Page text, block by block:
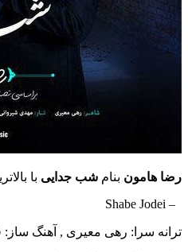
بنامشب جدایی با بالاترین کیفیت
رهی معیری , آهنگ ساز: فرکانس